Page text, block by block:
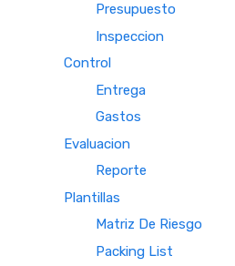
Presupuesto
Inspeccion
Control
Entrega
Gastos
Evaluacion
Reporte
Plantillas
Matriz De Riesgo
Packing List